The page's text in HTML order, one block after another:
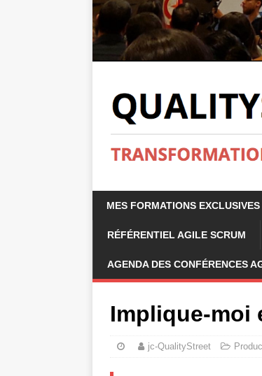
MES FORMATIONS EXCLUSIVES
RÉFÉRENTIEL AGILE SCRUM
AGENDA DES CONFÉRENCES
Implique-moi
jc-QualityStreet